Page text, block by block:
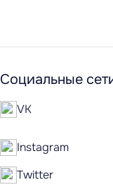
Социальные
VK
Instagram
Twitter